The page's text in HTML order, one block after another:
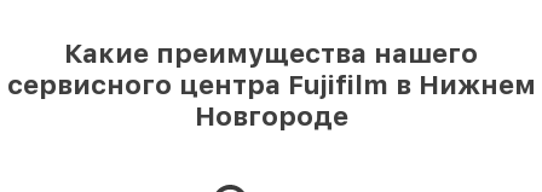
Какие преимущества нашего
сервисного центра Fujifilm в Нижнем
Новгороде